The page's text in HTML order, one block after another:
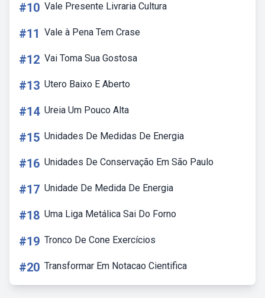
#10 Vale Presente Livraria Cultura
#11 Vale à Pena Tem Crase
#12 Vai Toma Sua Gostosa
#13 Utero Baixo E Aberto
#14 Ureia Um Pouco Alta
#15 Unidades De Medidas De Energia
#16 Unidades De Conservação Em São Paulo
#17 Unidade De Medida De Energia
#18 Uma Liga Metálica Sai Do Forno
#19 Tronco De Cone Exercícios
#20 Transformar Em Notacao Cientifica